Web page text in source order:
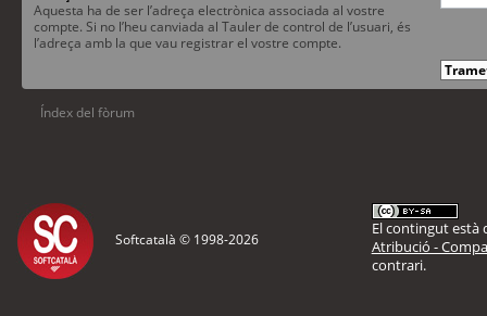
Aquesta ha de ser l’adreça electrònica associada al vostre
compte. Si no l’heu canviada al Tauler de control de l’usuari, és
l’adreça amb la que vau registrar el vostre compte.
Índex del fòrum
Softcatalà © 1998-2026
El contingut està
Atribució -
contrari.